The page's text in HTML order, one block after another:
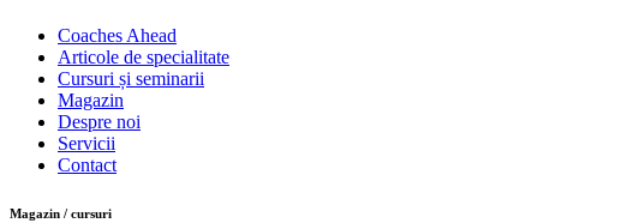
Coaches Ahead
Articole de specialitate
Cursuri și seminarii
Magazin
Despre noi
Servicii
Contact
Magazin / cursuri